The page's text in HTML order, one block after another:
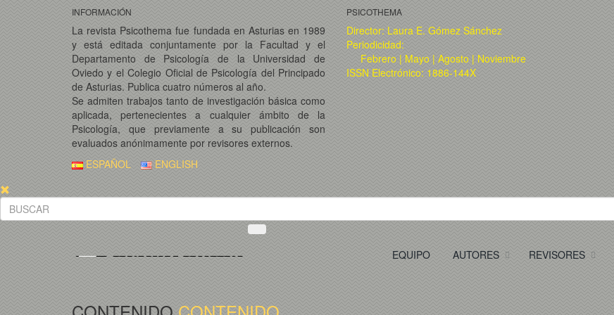
INFORMACIÓN
La revista Psicothema fue fundada en Asturias en 1989
y está editada conjuntamente por la Facultad y el
Departamento de Psicología de la Universidad de
Oviedo y el Colegio Oficial de Psicología del Principado
de Asturias. Publica cuatro números al año.
Se admiten trabajos tanto de investigación básica como
aplicada, pertenecientes a cualquier ámbito de la
Psicología, que previamente a su publicación son
evaluados anónimamente por revisores externos.
PSICOTHEMA
Director: Laura E. Gómez Sánchez
Periodicidad:
Febrero | Mayo | Agosto | Noviembre
ISSN Electrónico: 1886-144X
ESPAÑOL ENGLISH
EQUIPO AUTORES REVISORES